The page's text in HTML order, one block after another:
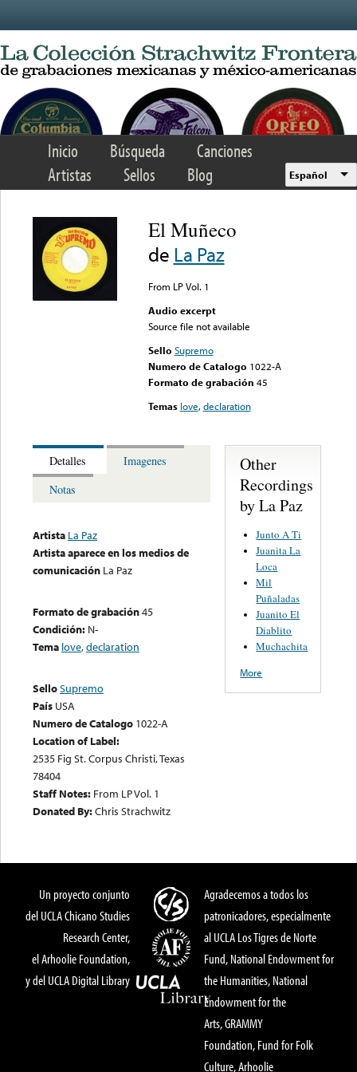
Inicio Búsqueda
Canciones
Artistas
Sellos Blog Español
El Muñeco
de La Paz
From LP Vol. 1
Audio excerpt
Source file not available
Sello Supremo
Numero de Catalogo 1022-A
Formato de grabación 45
Temas love,declaration
Detalles
Imagenes
Notas
Artista La Paz
Artista aparece en los medios de
comunicación La Paz
Formato de grabación45
Condición: N-
Tema love,declaration
SelloSupremo
País USA
Numero de Catalogo 1022-A
Location of Label:
2535 Fig St. Corpus Christi, Texas
78404
Staff Notes: From LP Vol. 1
Donated By:Chris Strachwitz
Other
Recordings
by La Paz
Junto A Ti
Juanita La
Loca
Mil
Puñaladas
Juanito El
Diablito
Muchachita
More
Un proyecto conjunto
del UCLA Chicano Studies
Research Center,
el Arhoolie Foundation,
y del UCLA Digital Library
Agradecemos a todos los
patronicadores, especialmente
al UCLA Los Tigres de Norte
Fund, National Endowment for
the Humanities, National
Endowment for the
Arts, GRAMMY
Foundation, Fund for Folk
Culture, Arhoolie